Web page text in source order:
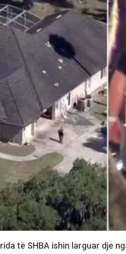
të SHBA ishin larguar dje